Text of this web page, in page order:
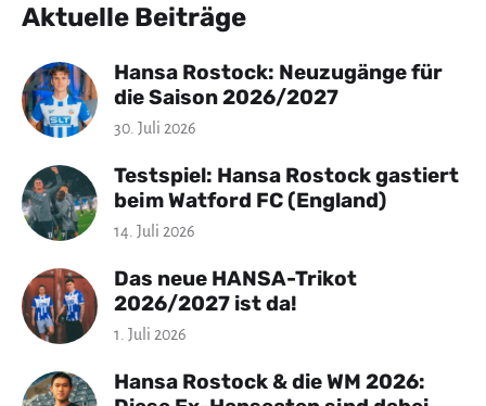
Aktuelle Beiträge
Hansa Rostock: Neuzugänge für
die Saison 2026/2027
30. Juli 2026
Testspiel: Hansa Rostock gastiert
beim Watford FC (England)
14. Juli 2026
Das neue HANSA-Trikot
2026/2027 ist da!
1. Juli 2026
Hansa Rostock & die WM 2026: